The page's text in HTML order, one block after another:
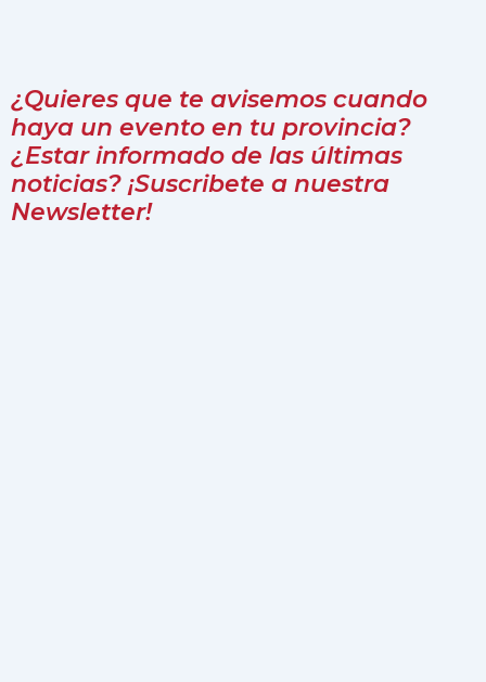
¿Quieres que te avisemos cuando
haya un evento en tu provincia?
¿Estar informado de las últimas
noticias? ¡Suscribete a nuestra
Newsletter!